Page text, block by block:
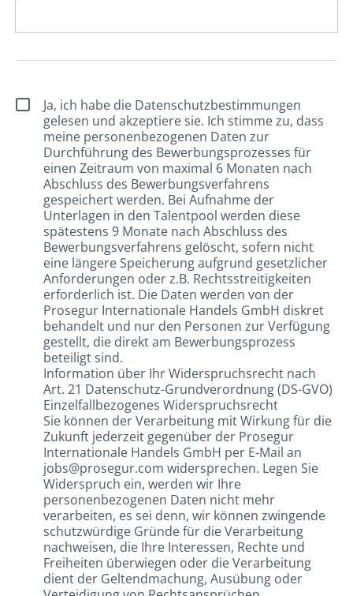
Ja, ich habe die Datenschutzbestimmungen
gelesen und akzeptiere sie. Ich stimme zu, dass
meine personenbezogenen Daten zur
Durchführung des Bewerbungsprozesses für
einen Zeitraum von maximal 6 Monaten nach
Abschluss des Bewerbungsverfahrens
gespeichert werden. Bei Aufnahme der
Unterlagen in den Talentpool werden diese
spätestens 9 Monate nach Abschluss des
Bewerbungsverfahrens gelöscht, sofern nicht
eine längere Speicherung aufgrund gesetzlicher
Anforderungen oder z.B. Rechtsstreitigkeiten
erforderlich ist. Die Daten werden von der
Prosegur Internationale Handels GmbH diskret
behandelt und nur den Personen zur Verfügung
gestellt, die direkt am Bewerbungsprozess
beteiligt sind.
Information über Ihr Widerspruchsrecht nach
Art. 21 Datenschutz-Grundverordnung (DS-GVO)
Einzelfallbezogenes Widerspruchsrecht
Sie können der Verarbeitung mit Wirkung für die
Zukunft jederzeit gegenüber der Prosegur
Internationale Handels GmbH per E-Mail an
jobs@prosegur.com widersprechen. Legen Sie
Widerspruch ein, werden wir Ihre
personenbezogenen Daten nicht mehr
verarbeiten, es sei denn, wir können zwingende
schutzwürdige Gründe für die Verarbeitung
nachweisen, die Ihre Interessen, Rechte und
Freiheiten überwiegen oder die Verarbeitung
dient der Geltendmachung, Ausübung oder